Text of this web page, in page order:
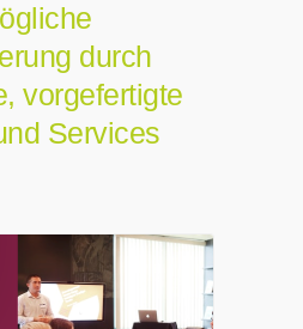
durch
vorgefertigte
Services